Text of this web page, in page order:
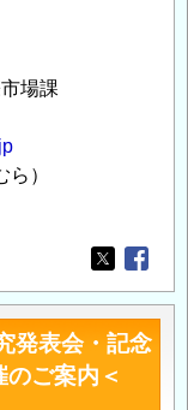
場課
）
Opens in
発表会・記念
ご案内＜